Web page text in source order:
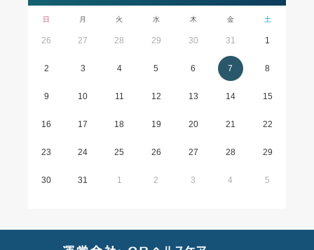
日 月 火 水 木 金 土
26 27 28 29 30 31 1
2 3 4 5 6 7 8
9 10 11 12 13 14 15
16 17 18 19 20 21 22
23 24 25 26 27 28 29
30 31 1 2 3 4 5